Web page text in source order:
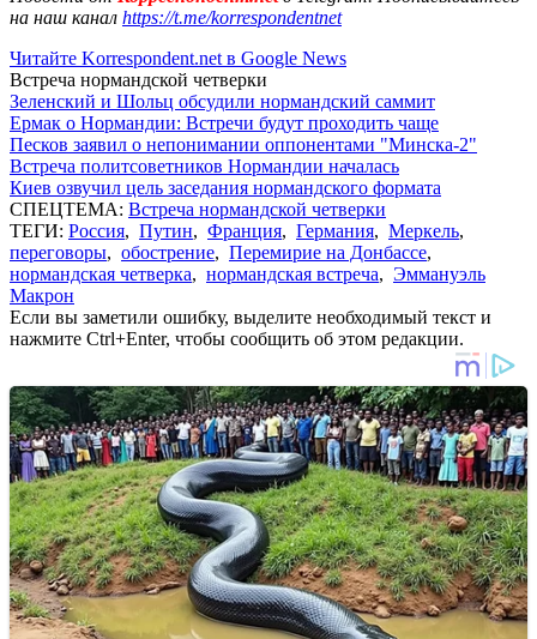
на наш канал https://t.me/korrespondentnet
Читайте Korrespondent.net в Google News
Встреча нормандской четверки
Зеленский и Шольц обсудили нормандский саммит
Ермак о Нормандии: Встречи будут проходить чаще
Песков заявил о непонимании оппонентами "Минска-2"
Встреча политсоветников Нормандии началась
Киев озвучил цель заседания нормандского формата
СПЕЦТЕМА: Встреча нормандской четверки
ТЕГИ: Россия, Путин, Франция, Германия, Меркель,
переговоры, обострение, Перемирие на Донбассе,
нормандская четверка, нормандская встреча, Эммануэль
Макрон
Если вы заметили ошибку, выделите необходимый текст и
нажмите Ctrl+Enter, чтобы сообщить об этом редакции.